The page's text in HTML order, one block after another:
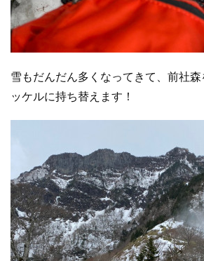
雪もだんだん多くなってきて、前社
ッケルに持ち替えます！